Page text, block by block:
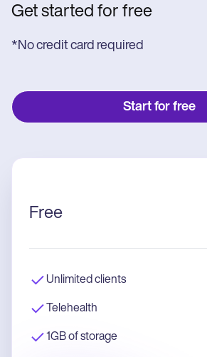
Get started for free
*No credit card required
Start for free
Free
Unlimited clients
Telehealth
1GB of storage